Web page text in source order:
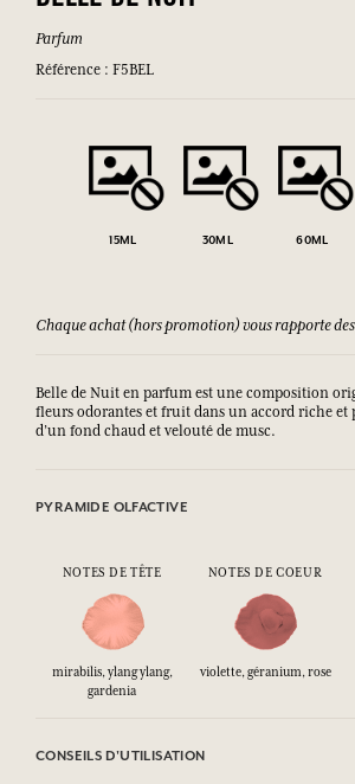
Parfum
Référence : F5BEL
15ML 30ML 60ML
Chaque achat (hors promotion) vous rapporte
Belle de Nuit en parfum est une composition
fleurs odorantes et fruit dans un accord riche
d’un fond chaud et velouté de musc.
PYRAMIDE OLFACTIVE
NOTES DE TÊTE NOTES DE COEUR
mirabilis, ylang ylang,
gardenia
violette, géranium, rose
CONSEILS D'UTILISATION